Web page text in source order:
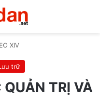
XIV
trữ
TRỊ VÀ